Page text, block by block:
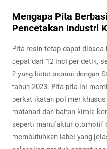
Mengapa Pita
Pencetakan Industri
Pita resin tetap dapat
cepat dari 12 inci per detik,
2 yang ketat sesuai dengan
tahun 2023. Pita-pita ini
berkat ikatan polimer
matahari dan bahan kimia
seperti manufaktur otomotif
membutuhkan label yang